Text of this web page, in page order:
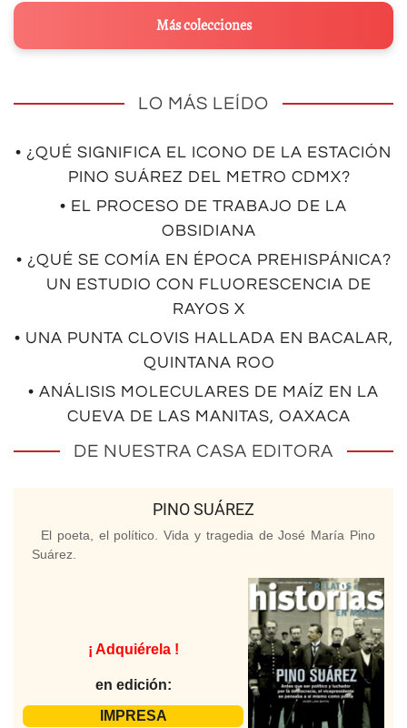
Más colecciones
LO MÁS LEÍDO
• ¿QUÉ SIGNIFICA EL ICONO DE LA ESTACIÓN
PINO SUÁREZ DEL METRO CDMX?
• EL PROCESO DE TRABAJO DE LA
OBSIDIANA
• ¿QUÉ SE COMÍA EN ÉPOCA PREHISPÁNICA?
UN ESTUDIO CON FLUORESCENCIA DE
RAYOS X
• UNA PUNTA CLOVIS HALLADA EN BACALAR,
QUINTANA ROO
• ANÁLISIS MOLECULARES DE MAÍZ EN LA
CUEVA DE LAS MANITAS, OAXACA
DE NUESTRA CASA EDITORA
PINO SUÁREZ
El poeta, el político. Vida y tragedia de José María Pino
Suárez.
¡ Adquiérela !
en edición:
IMPRESA